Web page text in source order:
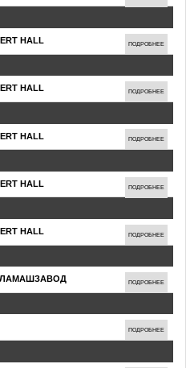
HALL ПОДРОБНЕЕ
HALL ПОДРОБНЕЕ
HALL ПОДРОБНЕЕ
HALL ПОДРОБНЕЕ
HALL ПОДРОБНЕЕ
ПОДРОБНЕЕ
ПОДРОБНЕЕ